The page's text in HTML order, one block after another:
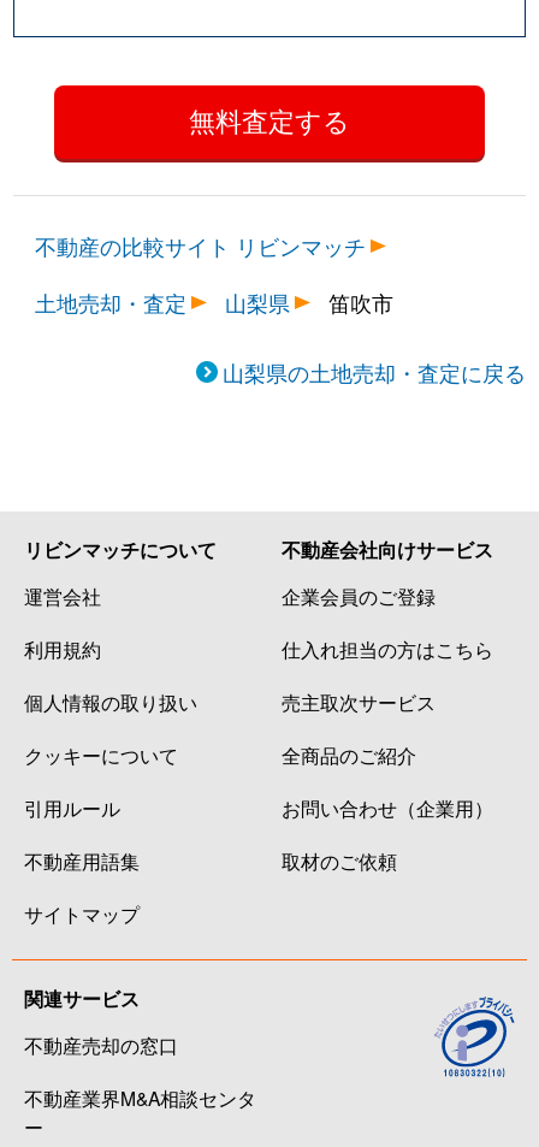
不動産の比較サイト リビンマッチ
土地売却・査定
山梨県 笛吹市
山梨県の土地売却・査定に戻る
リビンマッチについて
運営会社
利用規約
個人情報の取り扱い
クッキーについて
引用ルール
不動産用語集
サイトマップ
不動産会社向けサービス
企業会員のご登録
仕入れ担当の方はこちら
売主取次サービス
全商品のご紹介
お問い合わせ（企業用）
取材のご依頼
関連サービス
不動産売却の窓口
不動産業界M&A相談センタ
ー